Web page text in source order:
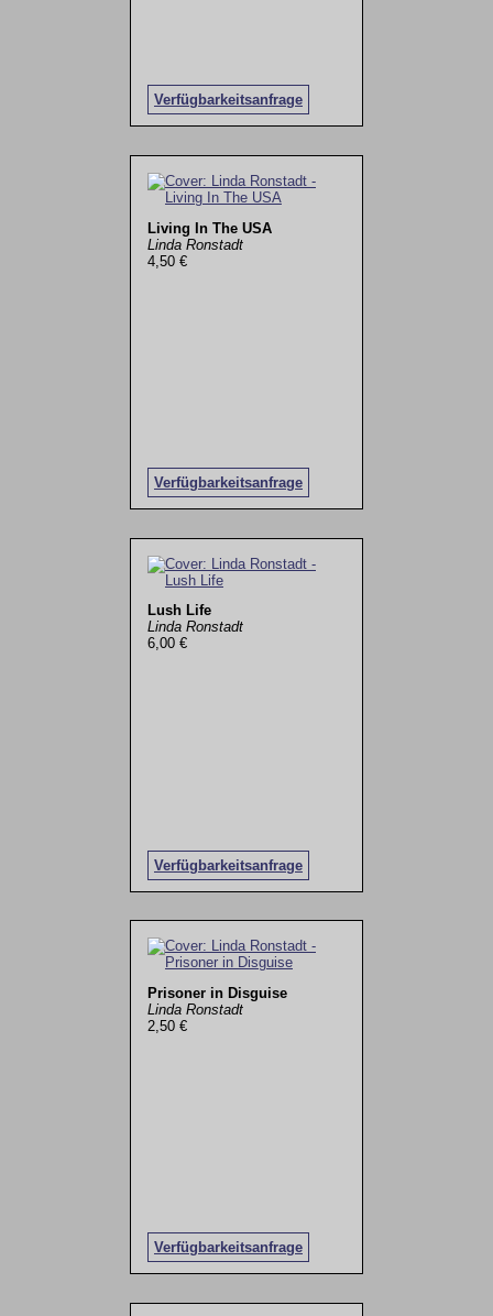
Verfügbarkeitsanfrage
Living In The USA
Linda Ronstadt
4,50 €
Verfügbarkeitsanfrage
Lush Life
Linda Ronstadt
6,00 €
Verfügbarkeitsanfrage
Prisoner in Disguise
Linda Ronstadt
2,50 €
Verfügbarkeitsanfrage